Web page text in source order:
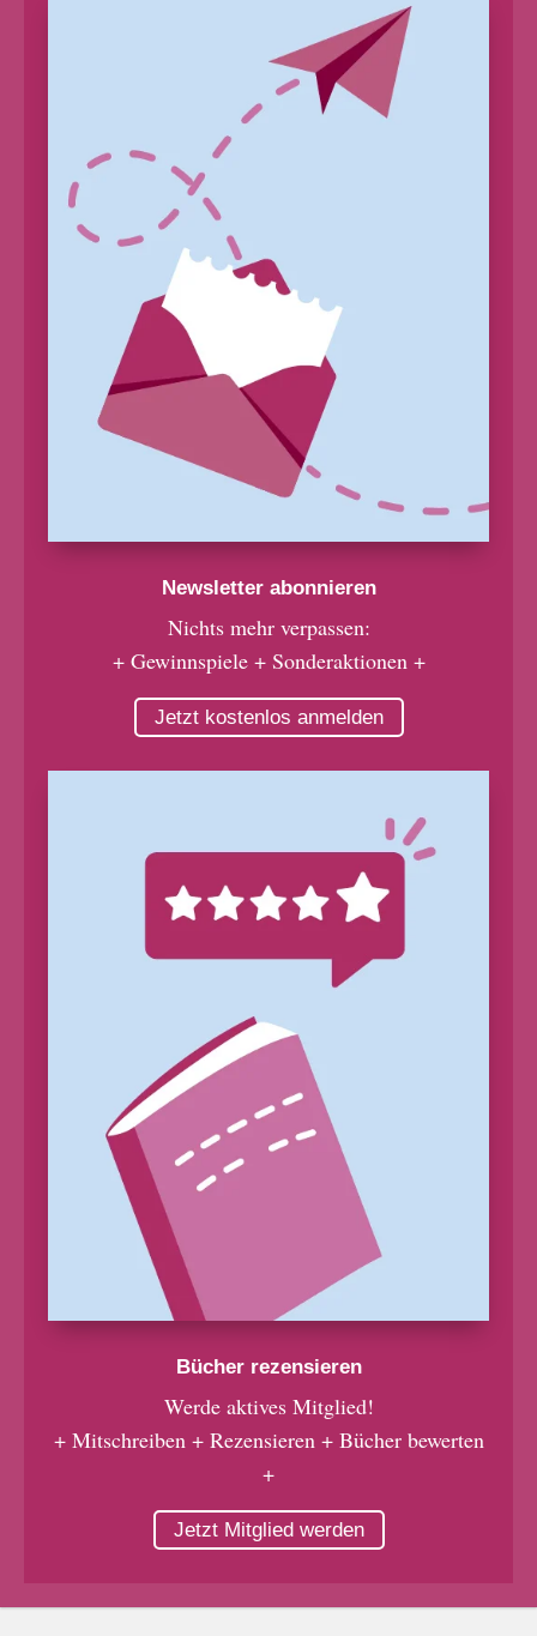
Newsletter abonnieren
Nichts mehr verpassen:
+ Gewinnspiele + Sonderaktionen +
Jetzt kostenlos anmelden
Bücher rezensieren
Werde aktives Mitglied!
+ Mitschreiben + Rezensieren + Bücher bewerten
+
Jetzt Mitglied werden